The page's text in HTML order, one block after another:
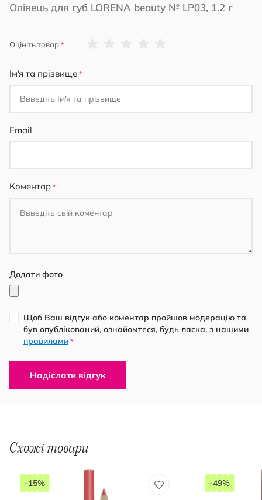
Олівець для губ LORENA beauty № LP03, 1.2 г
Оцініть товар
Ім'я та прізвище
Email
Коментар
Додати фото
Щоб Ваш відгук або коментар пройшов модерацію та
був опублікований, ознайомтеся, будь ласка, з нашими
правилами *
Надіслати відгук
Схожі товари
-15% -49%